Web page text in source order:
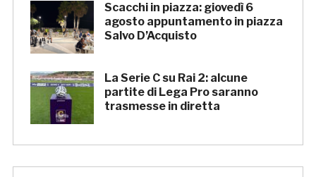
Scacchi in piazza: giovedì 6
agosto appuntamento in piazza
Salvo D’Acquisto
La Serie C su Rai 2: alcune
partite di Lega Pro saranno
trasmesse in diretta